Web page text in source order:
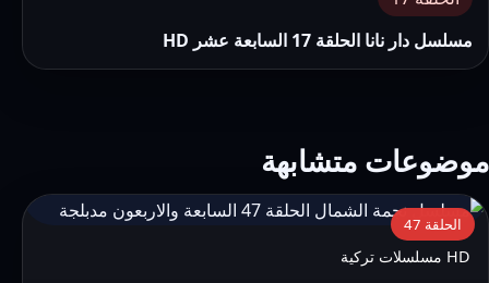
مسلسل دار نانا الحلقة 17 السابعة عشر HD
موضوعات متشابهة
التفاصيل:
مسلسل
نجمة
الحلقة 47
HD مسلسلات تركية